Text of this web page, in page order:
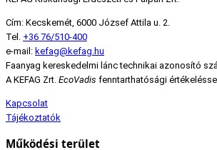
Cím: Kecskemét, 6000 József Attila u. 2.
Tel. +36 76/510-400
e-mail: kefag@kefag.hu
Faanyag kereskedelmi lánc technikai azonosító
A KEFAG Zrt. EcoVadis fenntarthatósági
Kapcsolat
Tájékoztatók
Működési terület